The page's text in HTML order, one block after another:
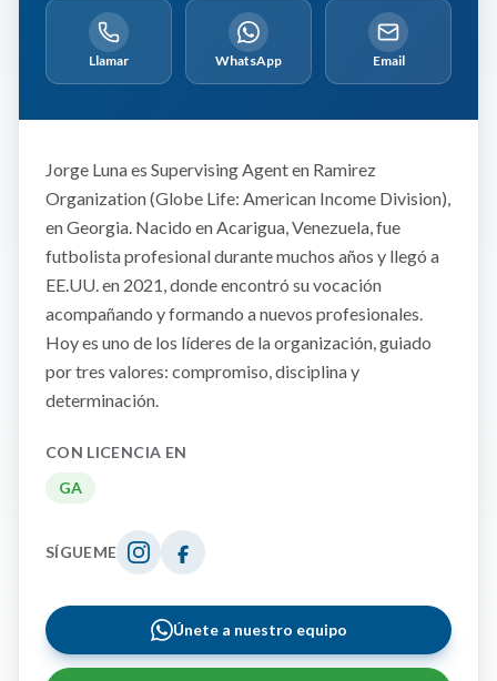
Llamar WhatsApp Email
Jorge Luna es Supervising Agent en Ramirez
Organization (Globe Life: American Income Division),
en Georgia. Nacido en Acarigua, Venezuela, fue
futbolista profesional durante muchos años y llegó a
EE.UU. en 2021, donde encontró su vocación
acompañando y formando a nuevos profesionales.
Hoy es uno de los líderes de la organización, guiado
por tres valores: compromiso, disciplina y
determinación.
CON LICENCIA EN
GA
SÍGUEME
Únete a nuestro equipo